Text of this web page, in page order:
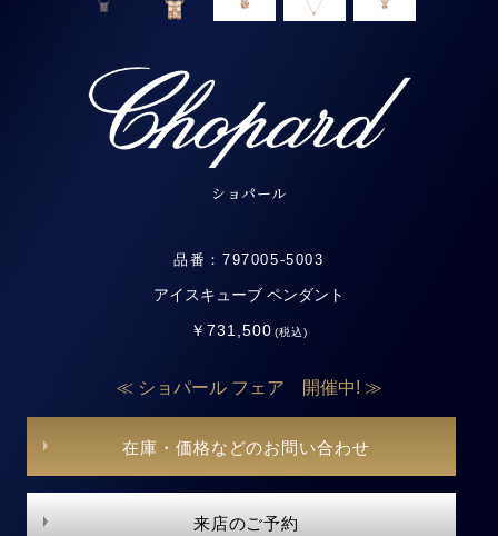
ショパール
品番：797005-5003
アイスキューブ ペンダント
￥731,500(税込)
≪ ショパール フェア 開催中! ≫
在庫・価格などのお問い合わせ
来店のご予約